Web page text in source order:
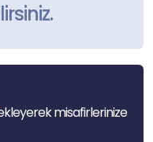
misafirlerinize